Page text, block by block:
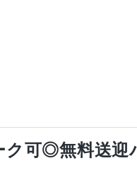
可◎無料送迎